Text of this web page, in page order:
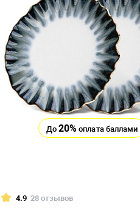
До20% оплата баллами
4.9 28 отзывов